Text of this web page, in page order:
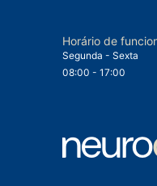
Horário de
Segunda - Sexta
08:00 - 17:00